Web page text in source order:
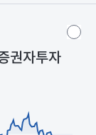
권자투자